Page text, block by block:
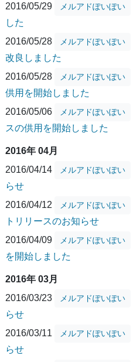
2016/05/29
メルアドぽいぽい
した
2016/05/28
メルアドぽいぽい
改良しました
2016/05/28
メルアドぽいぽい
供用を開始しました
2016/05/06
メルアドぽいぽい
スの供用を開始しました
2016年 04月
2016/04/14
メルアドぽいぽい
らせ
2016/04/12
メルアドぽいぽい
トリリースのお知らせ
2016/04/09
メルアドぽいぽい
を開始しました
2016年 03月
2016/03/23
メルアドぽいぽい
らせ
2016/03/11
メルアドぽいぽい
らせ